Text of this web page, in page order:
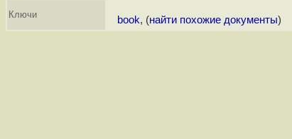
Ключи book, (найти похожие документы)